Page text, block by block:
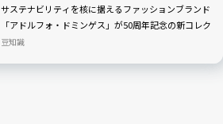
サステナビリティを核に据えるファッションブランド
「アドルフォ・ドミンゲス」が50周年記念の新コレク
ション「EL NÚMERO」を発表
豆知識